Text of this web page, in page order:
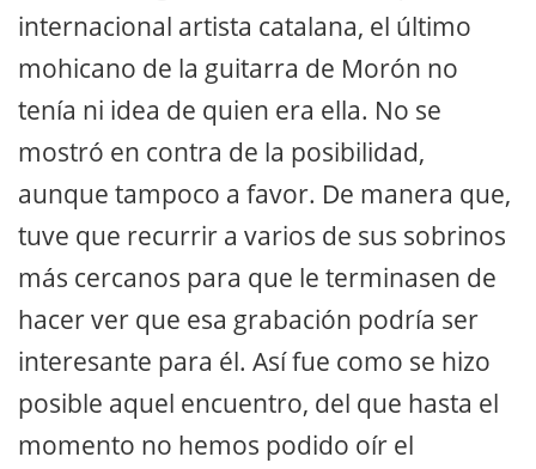
internacional artista catalana, el último
mohicano de la guitarra de Morón no
tenía ni idea de quien era ella. No se
mostró en contra de la posibilidad,
aunque tampoco a favor. De manera que,
tuve que recurrir a varios de sus sobrinos
más cercanos para que le terminasen de
hacer ver que esa grabación podría ser
interesante para él. Así fue como se hizo
posible aquel encuentro, del que hasta el
momento no hemos podido oír el